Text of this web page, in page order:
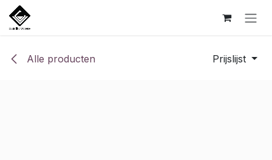
Overslaan naar inhoud
Alle producten Prijslijst